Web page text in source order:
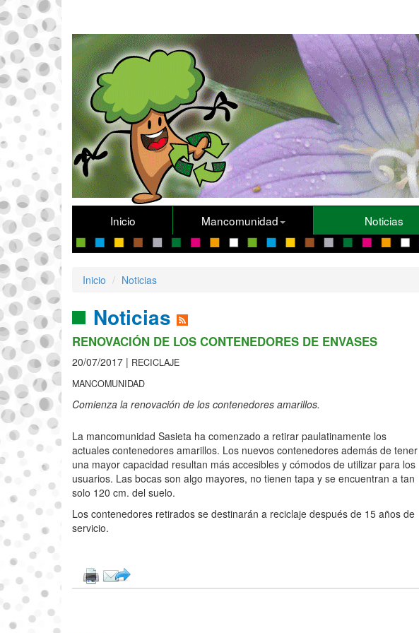
Inicio Mancomunidad Noticias
Inicio Noticias
Noticias
RENOVACIÓN DE LOS CONTENEDORES DE ENVASES
20/07/2017 | RECICLAJE
MANCOMUNIDAD
Comienza la renovación de los contenedores amarillos.
La mancomunidad Sasieta ha comenzado a retirar paulatinamente los
actuales contenedores amarillos. Los nuevos contenedores además de tener
una mayor capacidad resultan más accesibles y cómodos de utilizar para los
usuarios. Las bocas son algo mayores, no tienen tapa y se encuentran a tan
solo 120 cm. del suelo.
Los contenedores retirados se destinarán a reciclaje después de 15 años de
servicio.